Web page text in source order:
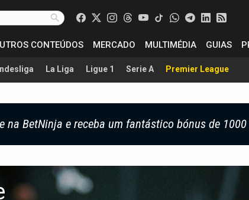
CONTEÚDOS MERCADO MULTIMÉDIA GUIAS
La Liga Ligue 1 Serie A Premier League
na BetNinja e receba um fantástico bónus de